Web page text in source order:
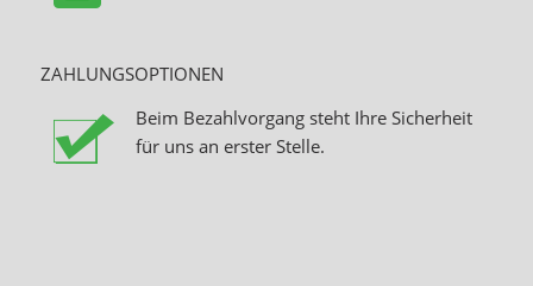
ZAHLUNGSOPTIONEN
Beim Bezahlvorgang steht Ihre Sicherheit
für uns an erster Stelle.